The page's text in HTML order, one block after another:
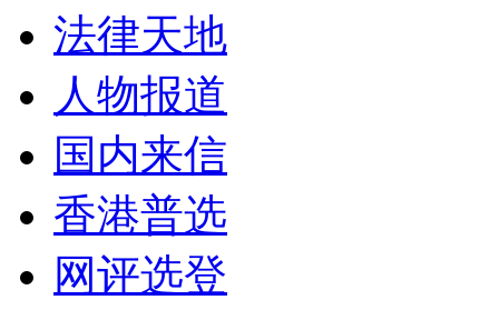
法律天地
人物报道
国内来信
香港普选
网评选登